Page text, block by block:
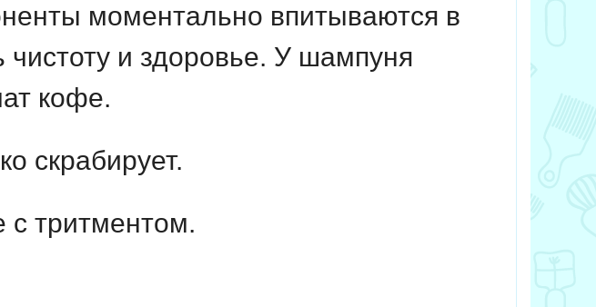
моментально впитываются в
и здоровье. У шампуня
кофе.
скрабирует.
с тритментом.